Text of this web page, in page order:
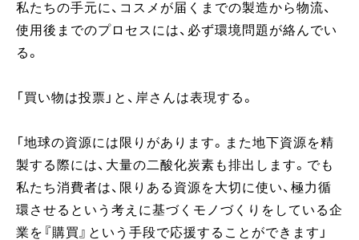
私たちの手元に、コスメが届くまでの製造から物流、
使用後までのプロセスには、必ず環境問題が絡んでい
る。
「買い物は投票」と、岸さんは表現する。
「地球の資源には限りがあります。また地下資源を精
製する際には、大量の二酸化炭素も排出します。でも
私たち消費者は、限りある資源を大切に使い、極力循
環させるという考えに基づくモノづくりをしている企
業を『購買』という手段で応援することができます」